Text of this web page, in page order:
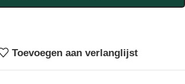
Toevoegen aan verlanglijst